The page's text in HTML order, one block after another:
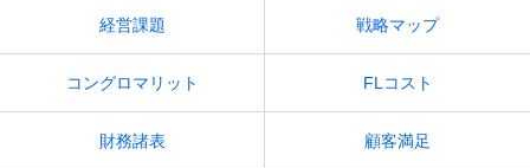
経営課題 戦略マップ
コングロマリット FLコスト
財務諸表 顧客満足